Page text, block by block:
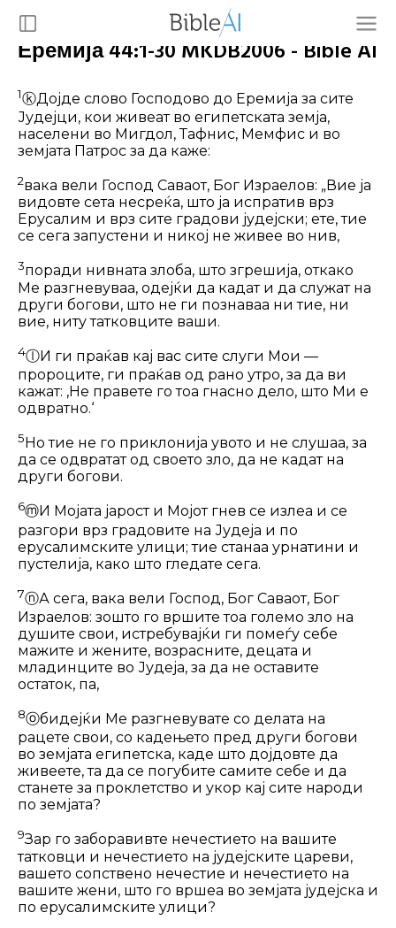
Еремија 44:1-30 MKDB2006 - Bible AI
1ⓚДојде слово Господово до Еремија за сите
Јудејци, кои живеат во египетската земја,
населени во Мигдол, Тафнис, Мемфис и во
земјата Пат­рос за да каже:
2вака вели Господ Саваот, Бог Израе­лов: „Вие ја
видовте сета несреќа, што ја испратив врз
Ерусалим и врз сите градови јудејски; ете, тие
се сега запус­тени и никој не живее во нив,
3поради нивната злоба, што згрешија, откако
Ме разгневуваа, одејќи да кадат и да служат на
други богови, што не ги познаваа ни тие, ни
вие, ниту татков­ците ваши.
4ⓛИ ги праќав кај вас сите слуги Мои —
пророците, ги праќав од рано утро, за да ви
кажат: ‚Не правете го тоа гнасно дело, што Ми е
одвратно.‘
5 Но тие не го приклонија увото и не слушаа, за
да се одвратат од своето зло, да не кадат на
други богови.
6ⓜИ Мојата јарост и Мојот гнев се излеа и се
разгори врз градовите на Ју­деја и по
ерусалимските улици; тие станаа урнатини и
пустелија, како што гледате сега.
7ⓝА сега, вака вели Господ, Бог Са­ваот, Бог
Израелов: зошто го вршите тоа големо зло на
душите свои, истребувајќи ги помеѓу себе
мажите и жени­те, возрасните, децата и
младинците во Јудеја, за да не оставите
остаток, па,
8ⓞбидејќи Ме разгневувате со делата на
рацете свои, со кадењето пред други богови
во земјата египетска, каде што дојдовте да
живеете, та да се погубите самите себе и да
станете за проклетство и укор кај сите народи
по земјата?
9Зар го заборавивте нечестието на вашите
татковци и нечестието на јудеј­ските цареви,
вашето сопствено нечес­тие и нечестието на
вашите жени, што го вршеа во земјата јудејска и
по еруса­лимските улици?